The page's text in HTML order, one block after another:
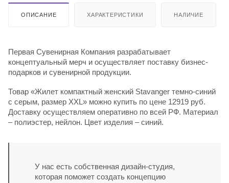
ОПИСАНИЕ ХАРАКТЕРИСТИКИ НАЛИЧИЕ
Первая Сувенирная Компания разрабатывает
концептуальный мерч и осуществляет поставку бизнес-
подарков и сувенирной продукции.
Товар «Жилет компактный женский Stavanger темно-синий
с серым, размер XXL» можно купить по цене 12919 руб.
Доставку осуществляем оперативно по всей РФ. Материал
– полиэстер, нейлон. Цвет изделия – синий.
У нас есть собственная дизайн-студия,
которая поможет создать концепцию